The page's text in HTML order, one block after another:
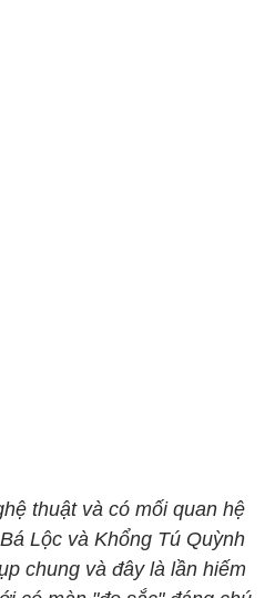
thuật và có mối quan hệ
Lộc và Khổng Tú Quỳnh
chung và đây là lần hiếm